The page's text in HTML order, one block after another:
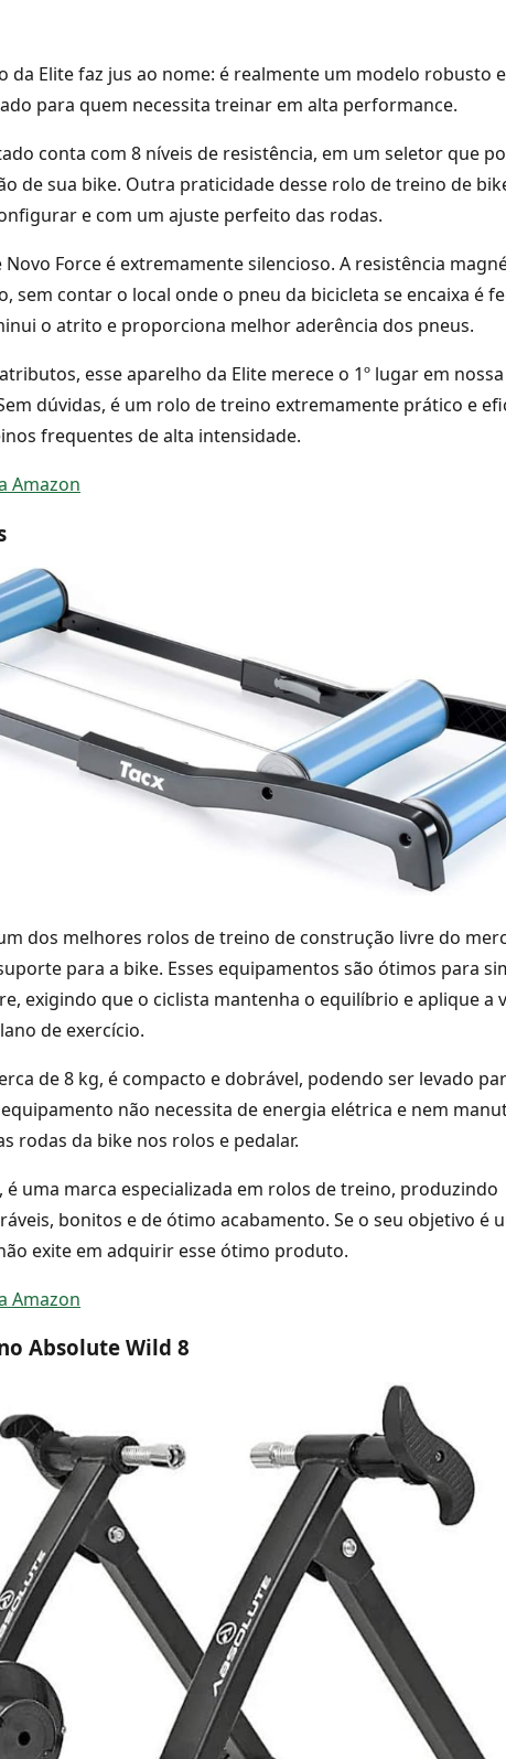
da Elite faz jus ao nome: é realmente um modelo robusto e
para quem necessita treinar em alta performance.
conta com 8 níveis de resistência, em um seletor que
de sua bike. Outra praticidade desse rolo de treino de
e com um ajuste perfeito das rodas.
Novo Force é extremamente silencioso. A resistência
sem contar o local onde o pneu da bicicleta se encaixa é
o atrito e proporciona melhor aderência dos pneus.
esse aparelho da Elite merece o 1º lugar em
dúvidas, é um rolo de treino extremamente prático e
frequentes de alta intensidade.
Amazon
dos melhores rolos de treino de construção livre do
para a bike. Esses equipamentos são ótimos para
exigindo que o ciclista mantenha o equilíbrio e aplique a
de exercício.
de 8 kg, é compacto e dobrável, podendo ser levado
não necessita de energia elétrica e nem
rodas da bike nos rolos e pedalar.
é uma marca especializada em rolos de treino, produzindo
bonitos e de ótimo acabamento. Se o seu objetivo é
exite em adquirir esse ótimo produto.
Amazon
Absolute Wild 8